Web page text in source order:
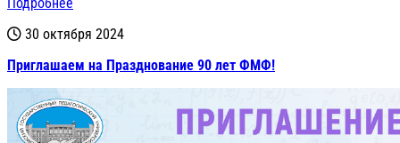
30 октября 2024
Приглашаем на Празднование 90 лет ФМФ!